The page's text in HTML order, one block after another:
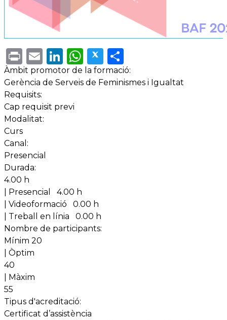
PrintEmailLinkedIn
WhatsApp
Twitter
Àmbit promotor de la formació:
Gerència de Serveis de Feminismes i Igualtat
Requisits:
Cap requisit previ
Modalitat:
Curs
Canal:
Presencial
Durada:
4.00 h
| Presencial
4.00 h
| Videoformació
0.00 h
| Treball en línia
0.00 h
Nombre de participants:
Mínim 20
| Òptim
40
| Màxim
55
Tipus d'acreditació:
Certificat d’assistència